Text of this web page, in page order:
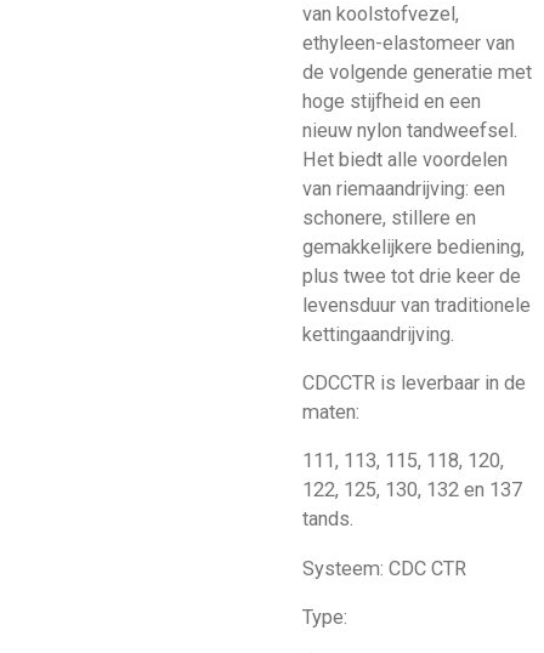
van koolstofvezel,
ethyleen-elastomeer van
de volgende generatie met
hoge stijfheid en een
nieuw nylon tandweefsel.
Het biedt alle voordelen
van riemaandrijving: een
schonere, stillere en
gemakkelijkere bediening,
plus twee tot drie keer de
levensduur van traditionele
kettingaandrijving.
CDCCTR is leverbaar in de
maten:
111, 113, 115, 118, 120,
122, 125, 130, 132 en 137
tands.
Systeem: CDC CTR
Type: